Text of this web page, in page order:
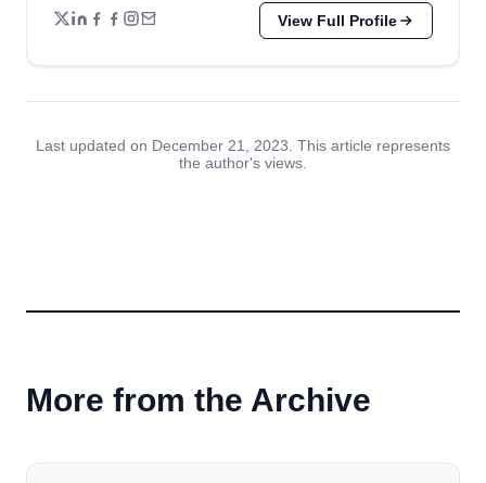
View Full Profile
Last updated on December 21, 2023. This article represents
the author's views.
More from the Archive